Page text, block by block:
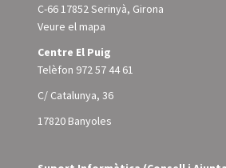
C-66 17852 Serinyà, Girona
Veure el mapa
Centre El Puig
Telèfon 972 57 44 61
C/ Catalunya, 36
17820 Banyoles